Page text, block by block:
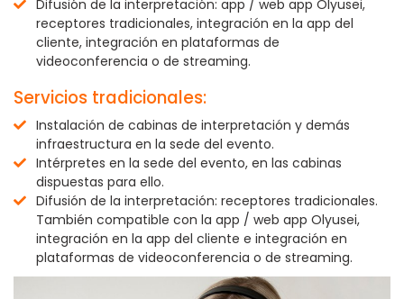
Difusión de la interpretación: app / web app Olyusei,
receptores tradicionales, integración en la app del
cliente, integración en plataformas de
videoconferencia o de streaming.
Servicios tradicionales:
Instalación de cabinas de interpretación y demás
infraestructura en la sede del evento.
Intérpretes en la sede del evento, en las cabinas
dispuestas para ello.
Difusión de la interpretación: receptores tradicionales.
También compatible con la app / web app Olyusei,
integración en la app del cliente e integración en
plataformas de videoconferencia o de streaming.